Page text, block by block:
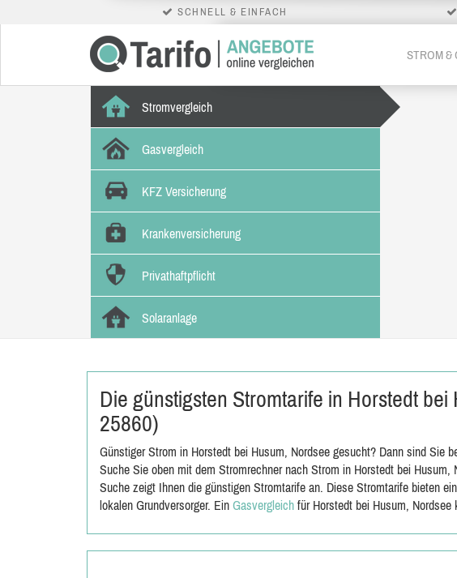
SCHNELL & EINFACH
STROM &
Stromvergleich
Gasvergleich
KFZ Versicherung
Krankenversicherung
Privathaftpflicht
Solaranlage
Die günstigsten Stromtarife in Horstedt
25860)
Günstiger Strom in Horstedt bei Husum, Nordsee gesucht? Dann sind Sie
Suche Sie oben mit dem Stromrechner nach Strom in Horstedt bei Husum,
Suche zeigt Ihnen die günstigen Stromtarife an. Diese Stromtarife bieten
lokalen Grundversorger. Ein Gasvergleich für Horstedt bei Husum,